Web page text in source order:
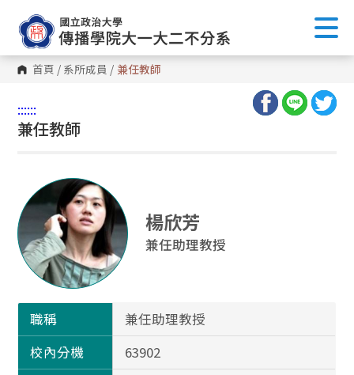
首頁 / 系所成員 / 兼任教師
::::::
兼任教師
楊欣芳
兼任助理教授
職稱
兼任助理教授
校內分機
63902